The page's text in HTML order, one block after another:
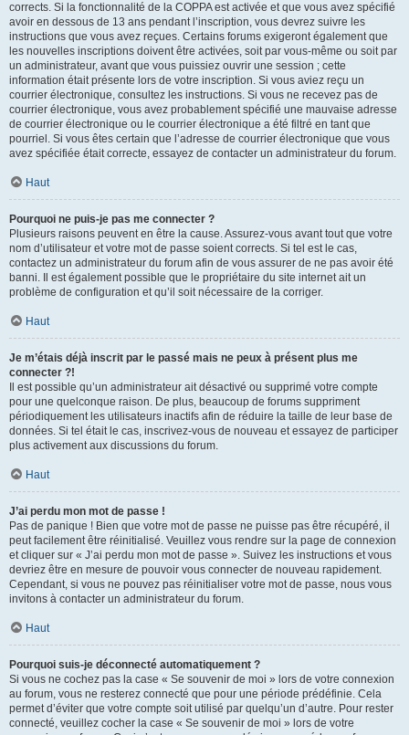
corrects. Si la fonctionnalité de la COPPA est activée et que vous avez spécifié
avoir en dessous de 13 ans pendant l’inscription, vous devrez suivre les
instructions que vous avez reçues. Certains forums exigeront également que
les nouvelles inscriptions doivent être activées, soit par vous-même ou soit par
un administrateur, avant que vous puissiez ouvrir une session ; cette
information était présente lors de votre inscription. Si vous aviez reçu un
courrier électronique, consultez les instructions. Si vous ne recevez pas de
courrier électronique, vous avez probablement spécifié une mauvaise adresse
de courrier électronique ou le courrier électronique a été filtré en tant que
pourriel. Si vous êtes certain que l’adresse de courrier électronique que vous
avez spécifiée était correcte, essayez de contacter un administrateur du forum.
Haut
Pourquoi ne puis-je pas me connecter ?
Plusieurs raisons peuvent en être la cause. Assurez-vous avant tout que votre
nom d’utilisateur et votre mot de passe soient corrects. Si tel est le cas,
contactez un administrateur du forum afin de vous assurer de ne pas avoir été
banni. Il est également possible que le propriétaire du site internet ait un
problème de configuration et qu’il soit nécessaire de la corriger.
Haut
Je m’étais déjà inscrit par le passé mais ne peux à présent plus me
connecter ?!
Il est possible qu’un administrateur ait désactivé ou supprimé votre compte
pour une quelconque raison. De plus, beaucoup de forums suppriment
périodiquement les utilisateurs inactifs afin de réduire la taille de leur base de
données. Si tel était le cas, inscrivez-vous de nouveau et essayez de participer
plus activement aux discussions du forum.
Haut
J’ai perdu mon mot de passe !
Pas de panique ! Bien que votre mot de passe ne puisse pas être récupéré, il
peut facilement être réinitialisé. Veuillez vous rendre sur la page de connexion
et cliquer sur « J’ai perdu mon mot de passe ». Suivez les instructions et vous
devriez être en mesure de pouvoir vous connecter de nouveau rapidement.
Cependant, si vous ne pouvez pas réinitialiser votre mot de passe, nous vous
invitons à contacter un administrateur du forum.
Haut
Pourquoi suis-je déconnecté automatiquement ?
Si vous ne cochez pas la case « Se souvenir de moi » lors de votre connexion
au forum, vous ne resterez connecté que pour une période prédéfinie. Cela
permet d’éviter que votre compte soit utilisé par quelqu’un d’autre. Pour rester
connecté, veuillez cocher la case « Se souvenir de moi » lors de votre